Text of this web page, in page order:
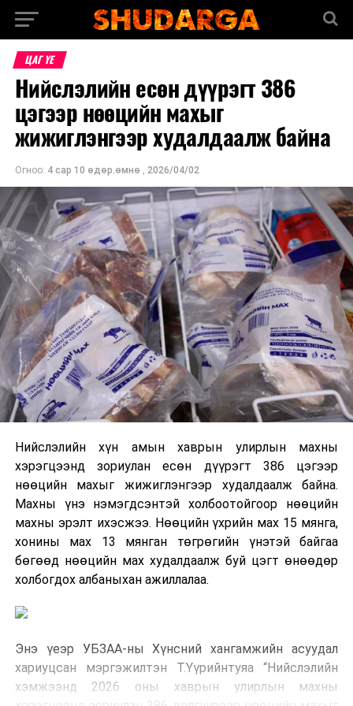
ЦАГ ҮЕ
Нийслэлийн есөн дүүрэгт 386
цэгээр нөөцийн махыг
жижиглэнгээр худалдаалж байна
Огноо: 4 сар 10 өдөр.өмнө , 2026/04/02
Нийслэлийн хүн амын хаврын улирлын махны
хэрэгцээнд зориулан есөн дүүрэгт 386 цэгээр
нөөцийн махыг жижиглэнгээр худалдаалж байна.
Махны үнэ нэмэгдсэнтэй холбоотойгоор нөөцийн
махны эрэлт ихэсжээ. Нөөцийн үхрийн мах 15 мянга,
хонины мах 13 мянган төгрөгийн үнэтэй байгаа
бөгөөд нөөцийн мах худалдаалж буй цэгт өнөөдөр
холбогдох албаныхан ажиллалаа.
Энэ үеэр УБЗАА-ны Хүнсний хангамжийн асуудал
хариуцсан мэргэжилтэн Т.Үүрийнтуяа “Нийслэлийн
хэмжээнд 2026 оны хаврын улирлын махны